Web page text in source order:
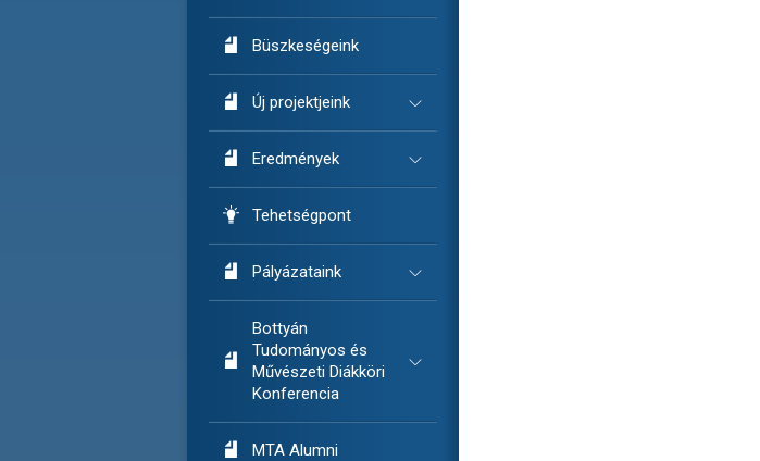
 Büszkeségeink
 Új projektjeink
 Eredmények
 Tehetségpont
 Pályázataink

Bottyán
Tudományos és
Művészeti Diákköri
Konferencia
 MTA Alumni